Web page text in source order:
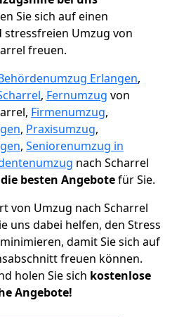
Sie sich auf einen
Umzug von
freuen.
Erlangen,
, Fernumzug von
Firmenumzug,
, Praxisumzug,
, Seniorenumzug in
nach Scharrel
besten Angebotefür Sie.
von Umzug nach Scharrel
uns dabei helfen, den Stress
damit Sie sich auf
freuen können.
holen Sie sich kostenlose
Angebote!